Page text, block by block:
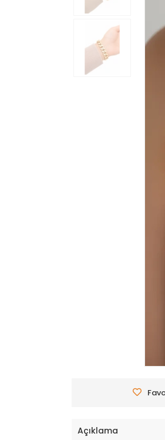
Açıklama